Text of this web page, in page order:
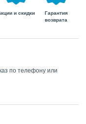
и скидки
Гарантия
возврата
по телефону или